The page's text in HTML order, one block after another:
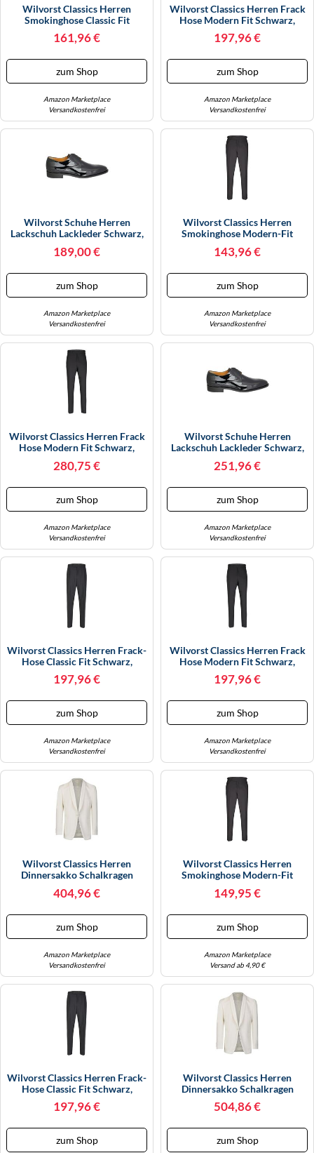
Wilvorst Classics Herren
Smokinghose Classic Fit
Schwarz 54
161,96 €
zum Shop
Amazon Marketplace
Versandkostenfrei
Wilvorst Classics Herren Frack
Hose Modern Fit Schwarz,
Bekleidungsgröße: 50
197,96 €
zum Shop
Amazon Marketplace
Versandkostenfrei
Wilvorst Schuhe Herren
Lackschuh Lackleder Schwarz,
189,00 €
zum Shop
Amazon Marketplace
Versandkostenfrei
Wilvorst Classics Herren
Smokinghose Modern-Fit
143,96 €
zum Shop
Amazon Marketplace
Versandkostenfrei
Wilvorst Classics Herren Frack
Hose Modern Fit Schwarz,
280,75 €
zum Shop
Amazon Marketplace
Versandkostenfrei
Wilvorst Schuhe Herren
Lackschuh Lackleder Schwarz,
251,96 €
zum Shop
Amazon Marketplace
Versandkostenfrei
Wilvorst Classics Herren Frack-
Hose Classic Fit Schwarz,
Bekleidungsgröße: 25
197,96 €
zum Shop
Amazon Marketplace
Versandkostenfrei
Wilvorst Classics Herren Frack
Hose Modern Fit Schwarz,
Bekleidungsgröße: 48
197,96 €
zum Shop
Amazon Marketplace
Versandkostenfrei
Wilvorst Classics Herren
Dinnersakko Schalkragen
27
404,96 €
zum Shop
Amazon Marketplace
Versandkostenfrei
Wilvorst Classics Herren
Smokinghose Modern-Fit
149,95 €
zum Shop
Amazon Marketplace
Versand ab 4,90 €
Wilvorst Classics Herren Frack-
Hose Classic Fit Schwarz,
Bekleidungsgröße: 26
197,96 €
zum Shop
Wilvorst Classics Herren
Dinnersakko Schalkragen
Cremeweiß, Bekleidungsgröße:
30
504,86 €
zum Shop